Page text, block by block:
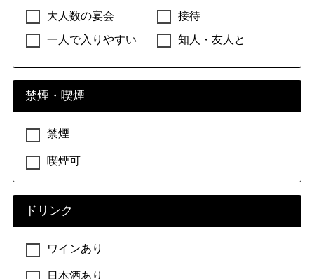
大人数の宴会
接待
一人で入りやすい
知人・友人と
禁煙・喫煙
禁煙
喫煙可
ドリンク
ワインあり
日本酒あり